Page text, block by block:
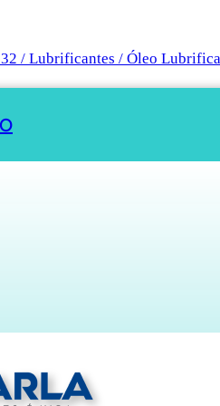
/ Lubrificantes / Óleo